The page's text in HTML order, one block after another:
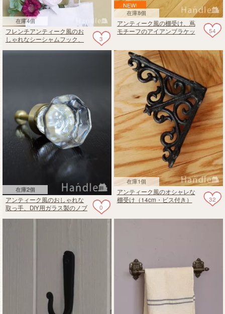
在庫4個
3
フレンチアンティーク風のお
しゃれなシーシャムフック、
NEW!
在庫8個
54
アンティーク風の棚受け、蔦
モチーフのアイアンブラケッ
在庫2個
0
アンティーク風のおしゃれな
取っ手、DIY用ガラス製のノブ
在庫1個
32
アンティーク風のオシャレな
棚受け（14cm・ビス付き）